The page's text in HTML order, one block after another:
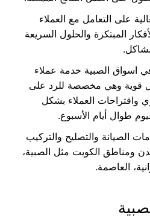
على التعامل مع العملاء
المبتكرة والحلول السريعة
اسواق الصبية خدمة عملاء
قوية وهي مخصصة للرد على
واقتراحات العملاء بشكل
طوال أيام الأسبوع.
الصيانة والتصليح والتركيب
ومناطق الكويت مثل الصبية،
العاصمة.